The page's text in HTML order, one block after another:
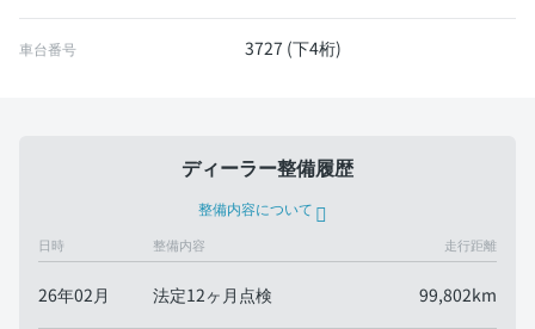
車台番号 3727 (下4桁)
ディーラー整備履歴
整備内容について
日時 整備内容 走行距離
26年02月 法定12ヶ月点検 99,802km